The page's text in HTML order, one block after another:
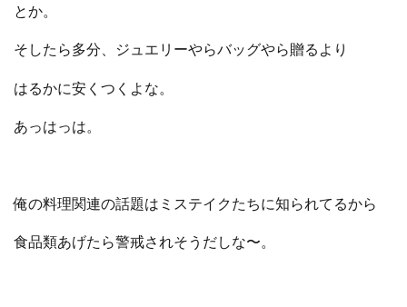
とか。
そしたら多分、ジュエリーやらバッグやら贈るより
はるかに安くつくよな。
あっはっは。
俺の料理関連の話題はミステイクたちに知られてるから
食品類あげたら警戒されそうだしな〜。